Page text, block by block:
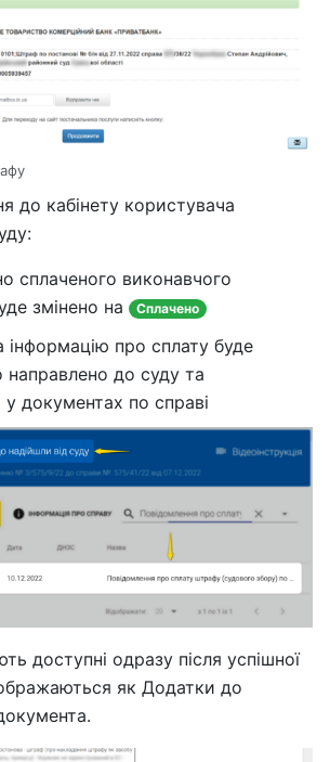
до кабінету користувача
сплаченого виконавчого
змінено на
Сплачено
інформацію про сплату буде
направлено до суду та
документах по справі
доступні одразу після успішної
як Додатки до